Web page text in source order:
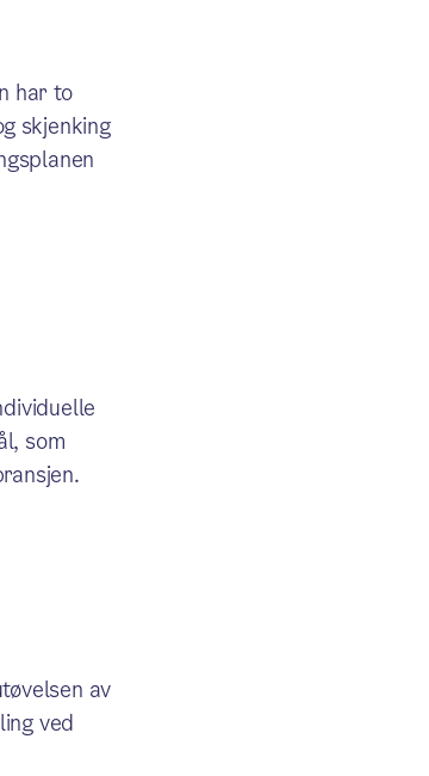
har to
skjenking
som
av
ved